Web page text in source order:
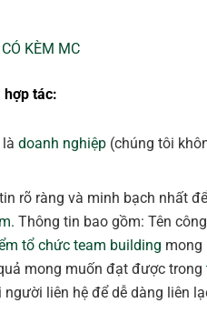
KÈM MC
hợp tác:
làdoanh nghiệp (chúng tôi
rõ ràng và minh bạch nhất
. Thông tin bao gồm: Tên
tổ chức team building mong
mong muốn đạt được trong
liên hệ để dễ dàng liên